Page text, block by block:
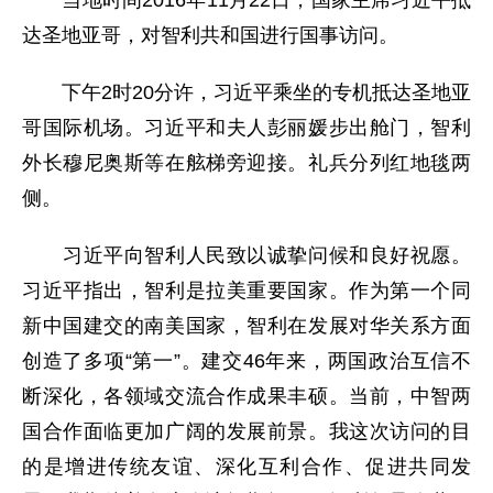
达圣地亚哥，对智利共和国进行国事访问。
下午2时20分许，习近平乘坐的专机抵达圣地亚
哥国际机场。习近平和夫人彭丽媛步出舱门，智利
外长穆尼奥斯等在舷梯旁迎接。礼兵分列红地毯两
侧。
习近平向智利人民致以诚挚问候和良好祝愿。
习近平指出，智利是拉美重要国家。作为第一个同
新中国建交的南美国家，智利在发展对华关系方面
创造了多项“第一”。建交46年来，两国政治互信不
断深化，各领域交流合作成果丰硕。当前，中智两
国合作面临更加广阔的发展前景。我这次访问的目
的是增进传统友谊、深化互利合作、促进共同发